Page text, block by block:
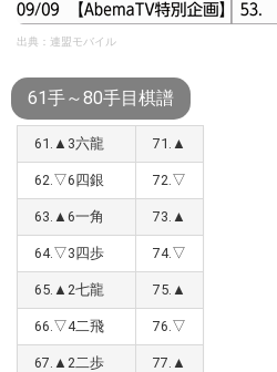
出典：連盟モバイル
61手～80手目棋譜
61.▲3六龍 71.▲
62.▽6四銀 72.▽
63.▲6一角 73.▲
64.▽3四歩 74.▽
65.▲2七龍 75.▲
66.▽4二飛 76.▽
67.▲2二歩 77.▲